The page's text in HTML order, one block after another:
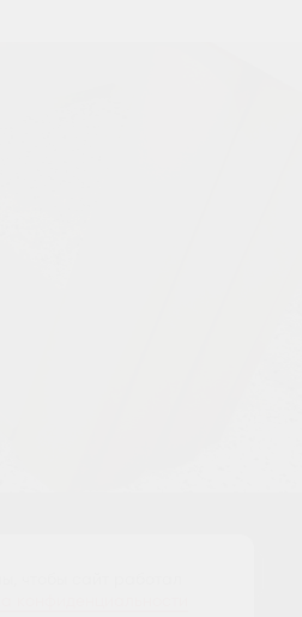
чтобы сайт работал